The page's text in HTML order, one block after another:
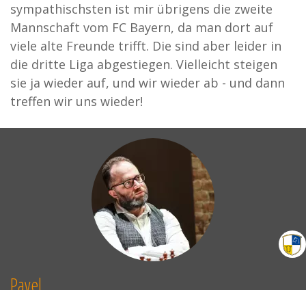
sympathischsten ist mir übrigens die zweite
Mannschaft vom FC Bayern, da man dort auf
viele alte Freunde trifft. Die sind aber leider in
die dritte Liga abgestiegen. Vielleicht steigen
sie ja wieder auf, und wir wieder ab - und dann
treffen wir uns wieder!